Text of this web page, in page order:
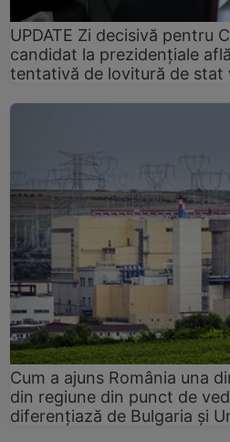
UPDATE Zi decisivă pentru
candidat la prezidențiale
tentativă de lovitură de stat
Cum a ajuns România una
din regiune din punct de
diferențiază de Bulgaria și